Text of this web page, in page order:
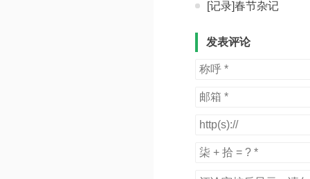
[记录]春节杂记
发表评论